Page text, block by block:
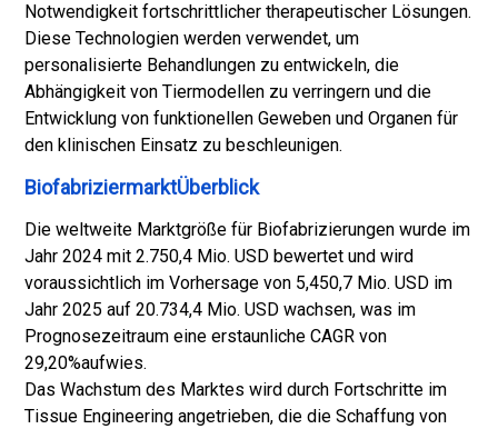
Notwendigkeit fortschrittlicher therapeutischer Lösungen.
Diese Technologien werden verwendet, um
personalisierte Behandlungen zu entwickeln, die
Abhängigkeit von Tiermodellen zu verringern und die
Entwicklung von funktionellen Geweben und Organen für
den klinischen Einsatz zu beschleunigen.
BiofabriziermarktÜberblick
Die weltweite Marktgröße für Biofabrizierungen wurde im
Jahr 2024 mit 2.750,4 Mio. USD bewertet und wird
voraussichtlich im Vorhersage von 5,450,7 Mio. USD im
Jahr 2025 auf 20.734,4 Mio. USD wachsen, was im
Prognosezeitraum eine erstaunliche CAGR von
29,20%aufwies.
Das Wachstum des Marktes wird durch Fortschritte im
Tissue Engineering angetrieben, die die Schaffung von